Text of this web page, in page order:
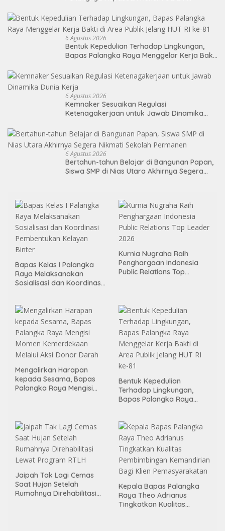
6 Agustus 2026
Bentuk Kepedulian Terhadap Lingkungan,
Bapas Palangka Raya Menggelar Kerja Bakti
6 Agustus 2026
Kemnaker Sesuaikan Regulasi
Ketenagakerjaan untuk Jawab Dinamika
6 Agustus 2026
Bertahun-tahun Belajar di Bangunan Papan,
Siswa SMP di Nias Utara Akhirnya Segera
Bapas Kelas I Palangka
Raya Melaksanakan
Sosialisasi dan Koordinasi
Kurnia Nugraha Raih
Penghargaan Indonesia
Public Relations Top
Mengalirkan Harapan
kepada Sesama, Bapas
Palangka Raya Mengisi
Bentuk Kepedulian
Terhadap Lingkungan,
Bapas Palangka Raya
ke-81
Jaipah Tak Lagi Cemas
Saat Hujan Setelah
Rumahnya Direhabilitasi
Kepala Bapas Palangka
Raya Theo Adrianus
Tingkatkan Kualitas